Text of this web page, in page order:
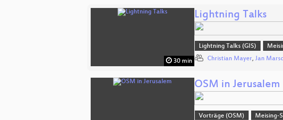
30 min
Lightning Talks
Lightning Talks (GIS)
Christian Mayer, Jan
OSM in Jerusalem
Vorträge (OSM) Meising-